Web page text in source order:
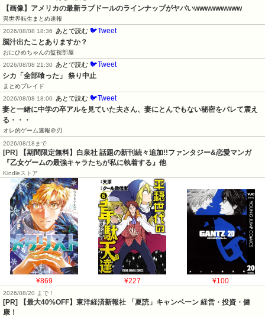
【画像】アメリカの最新ラブドールのラインナップがヤバいwwwwwwwww
異世界転生まとめ速報
2026/08/08 18:36
あとで読む 🐦Tweet
脳汁出たことありますか？
おにひめちゃんの監視部屋
2026/08/08 21:30
あとで読む 🐦Tweet
シカ「全部喰った」 祭り中止
まとめブレイド
2026/08/08 18:00
あとで読む 🐦Tweet
妻と一緒に中学の卒アルを見ていた夫さん、妻にとんでもない秘密をバレて震え
る・・・
オレ的ゲーム速報＠刃
2026/08/18まで
[PR] 【期間限定無料】白泉社 話題の新刊続々追加!!ファンタジー&恋愛マンガ
『乙女ゲームの最強キャラたちが私に執着する』他
Kindleストア
¥869 ¥227 ¥100
2026/08/20 まで！
[PR]
【最大40%OFF】東洋経済新報社 「夏読」キャンペーン 経営・投資・健
康！